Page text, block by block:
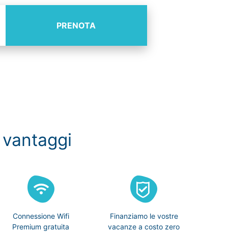
PRENOTA
Connessione Wifi
Premium gratuita
Finanziamo le vostre
vacanze a costo zero